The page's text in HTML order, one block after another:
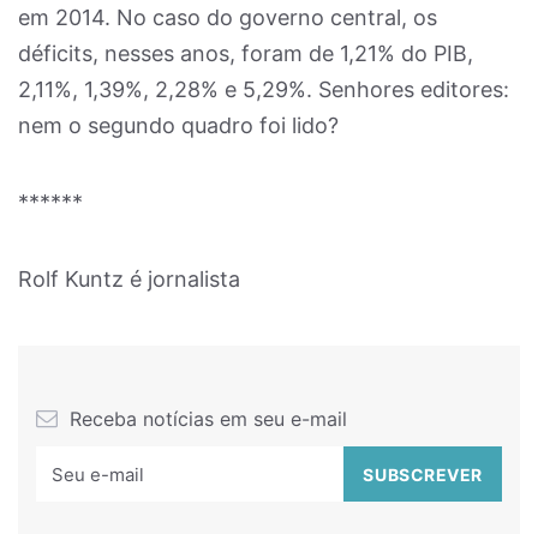
em 2014. No caso do governo central, os
déficits, nesses anos, foram de 1,21% do PIB,
2,11%, 1,39%, 2,28% e 5,29%. Senhores editores:
nem o segundo quadro foi lido?
******
Rolf Kuntz é jornalista
Receba notícias em seu e-mail